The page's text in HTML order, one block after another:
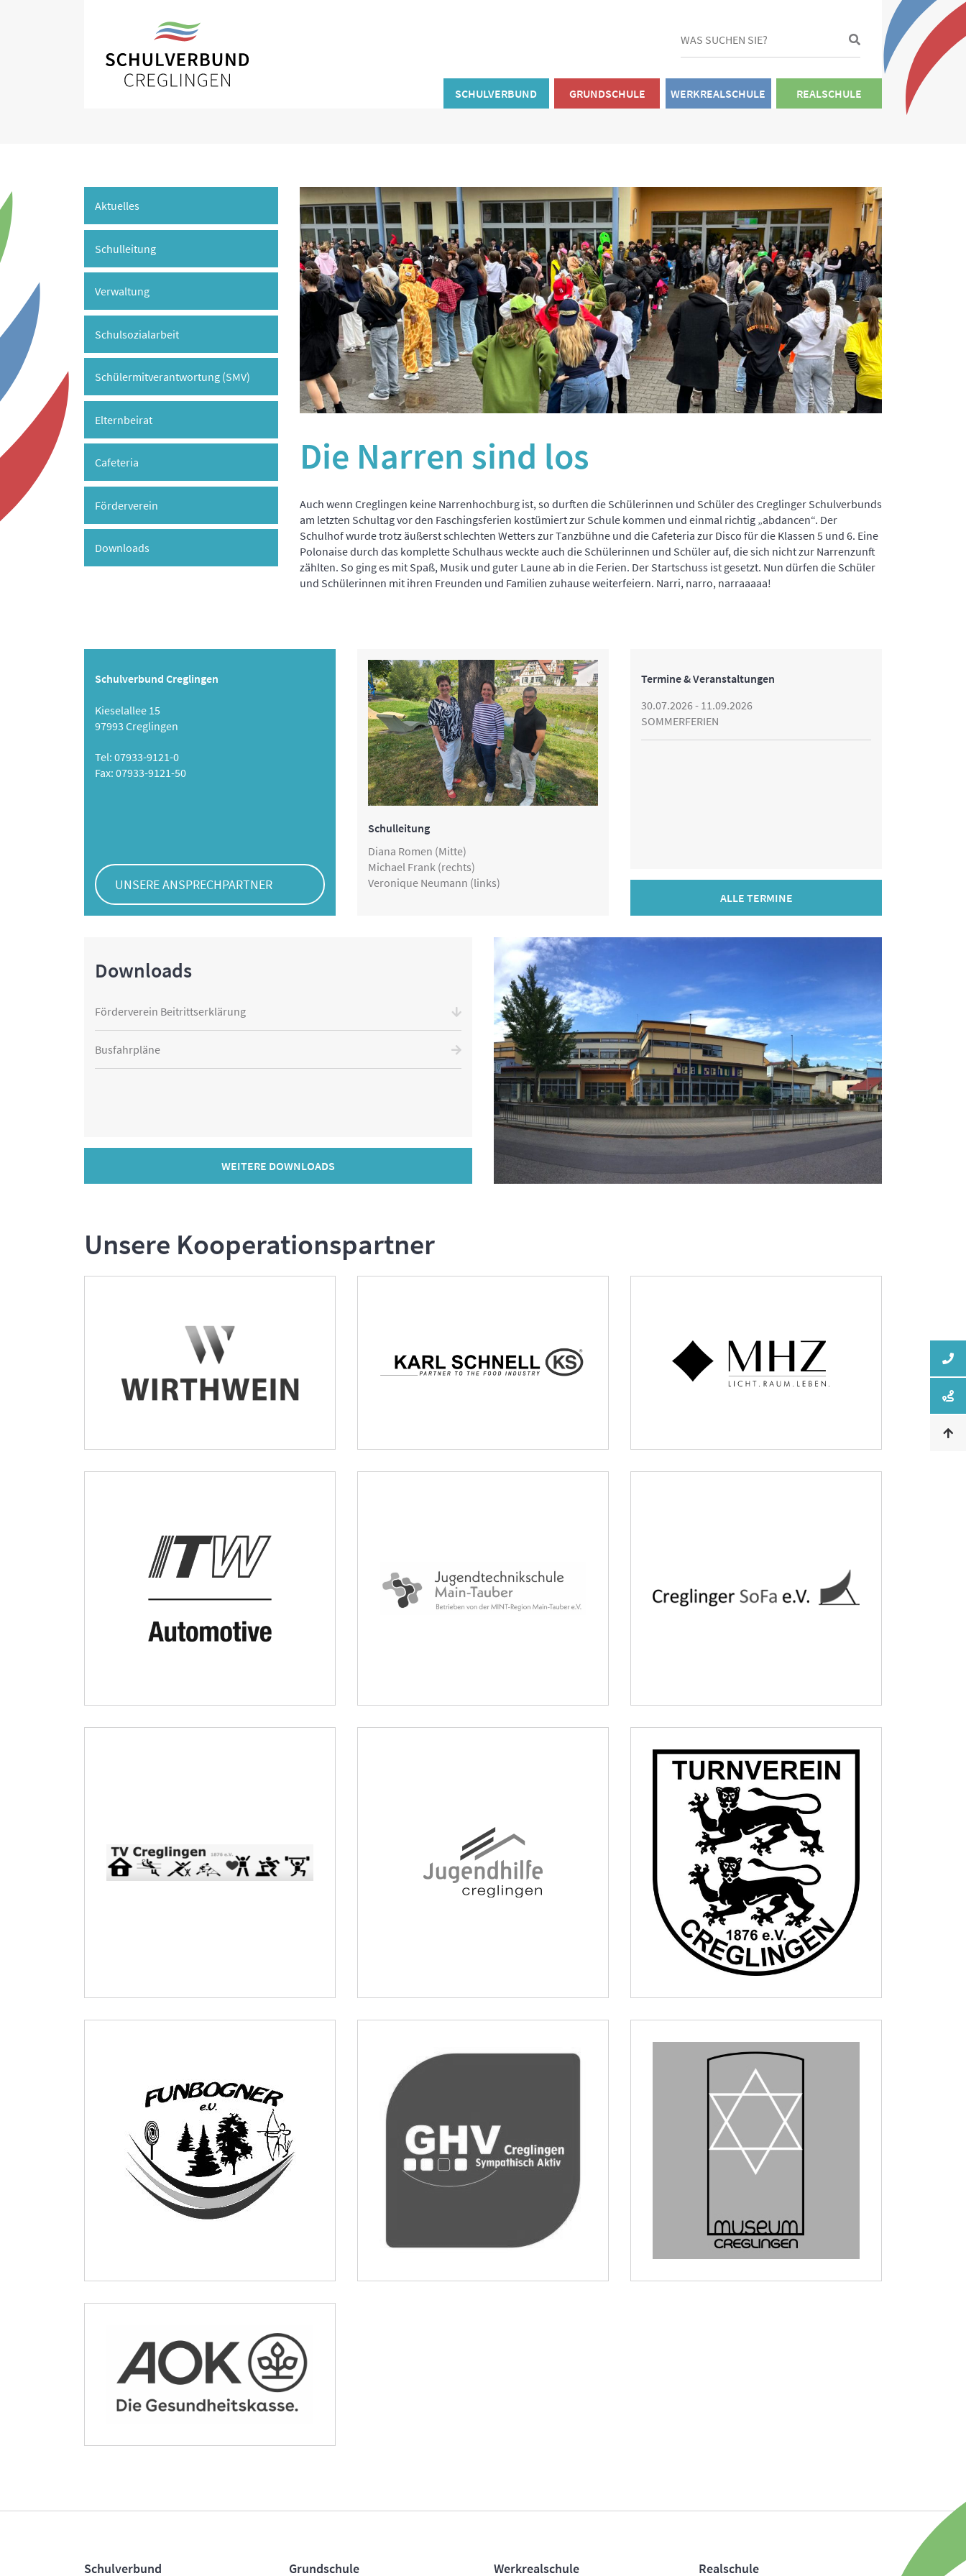
SCHULVERBUND GRUNDSCHULE WERKREALSCHULE REALSCHULE
Aktuelles
Schulleitung
Verwaltung
Schulsozialarbeit
Schülermitverantwortung (SMV)
Elternbeirat
Cafeteria
Förderverein
Downloads
Die Narren sind los
Auch wenn Creglingen keine Narrenhochburg ist, so durften die Schülerinnen und Schüler des Creglinger Schulverbunds
am letzten Schultag vor den Faschingsferien kostümiert zur Schule kommen und einmal richtig „abdancen“. Der
Schulhof wurde trotz äußerst schlechten Wetters zur Tanzbühne und die Cafeteria zur Disco für die Klassen 5 und 6. Eine
Polonaise durch das komplette Schulhaus weckte auch die Schülerinnen und Schüler auf, die sich nicht zur Narrenzunft
zählten. So ging es mit Spaß, Musik und guter Laune ab in die Ferien. Der Startschuss ist gesetzt. Nun dürfen die Schüler
und Schülerinnen mit ihren Freunden und Familien zuhause weiterfeiern. Narri, narro, narraaaaa!
Schulverbund Creglingen
Kieselallee 15
97993 Creglingen
Tel: 07933-9121-0
Fax: 07933-9121-50
UNSERE ANSPRECHPARTNER
Schulleitung
Diana Romen (Mitte)
Michael Frank (rechts)
Veronique Neumann (links)
Termine & Veranstaltungen
30.07.2026 - 11.09.2026
SOMMERFERIEN
ALLE TERMINE
Downloads
Förderverein Beitrittserklärung
Busfahrpläne
WEITERE DOWNLOADS
Unsere Kooperationspartner
Schulverbund Grundschule Werkrealschule Realschule